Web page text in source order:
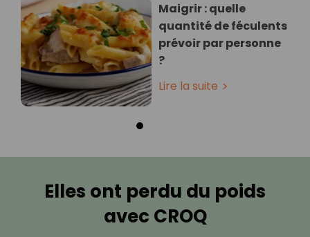
Maigrir : quelle
quantité de féculents
prévoir par personne
?
Lire la suite
Elles ont perdu du poids
avec CROQ